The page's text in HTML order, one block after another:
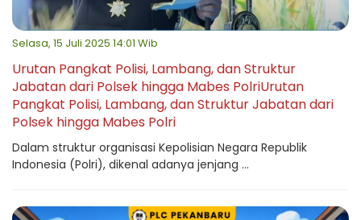
Selasa, 15 Juli 2025 14:01 Wib
Urutan Pangkat Polisi, Lambang, dan Struktur
Jabatan dari Polsek hingga Mabes PolriUrutan
Pangkat Polisi, Lambang, dan Struktur Jabatan dari
Polsek hingga Mabes Polri
Dalam struktur organisasi Kepolisian Negara Republik
Indonesia (Polri), dikenal adanya jenjang ...